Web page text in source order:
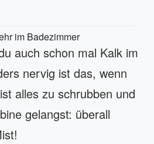
im Badezimmer
auch schon mal Kalk im
nervig ist das, wenn
alles zu schrubben und
gelangst: überall